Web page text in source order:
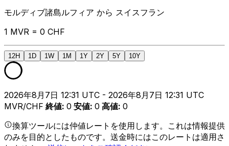
モルディブ諸島ルフィア から スイスフラン
1 MVR = 0 CHF
12H 1D 1W 1M 1Y 2Y 5Y 10Y
2026年8月7日 12:31 UTC - 2026年8月7日 12:31 UTC
MVR/CHF 終値: 0 安値: 0 高値: 0
換算ツールには仲値レートを使用します。これは情報提供
のみを目的としたものです。送金時にはこのレートは適用さ